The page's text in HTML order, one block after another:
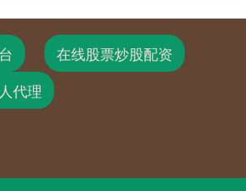
在线股票炒股配资
代理